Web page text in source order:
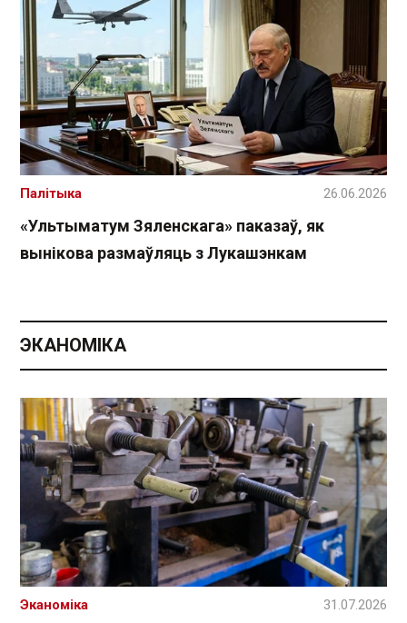
«Ультыматум Зяленскага» паказаў, як
вынікова размаўляць з Лукашэнкам
Палітыка 26.06.2026
ЭКАНОМІКА
Эканоміка 31.07.2026